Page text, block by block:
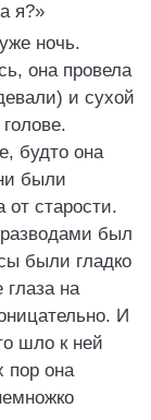
я?»
ночь.
она провела
и сухой
будто она
были
от старости.
был
были гладко
на
И
шло к ней
пор она